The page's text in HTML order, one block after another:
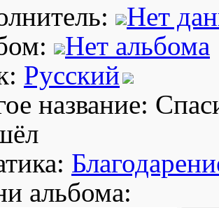
Нет
Нет альбома
Русский
название:
альбома: